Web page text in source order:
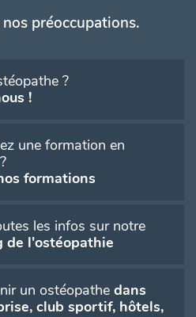
préoccupations.
?
!
une formation en
formations
les infos sur notre
de l'ostéopathie
un ostéopathe dans
club sportif, hôtels,